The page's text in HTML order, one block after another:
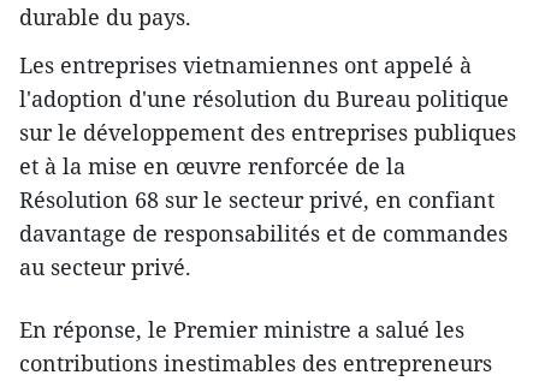
durable du pays.
Les entreprises vietnamiennes ont appelé à
l'adoption d'une résolution du Bureau politique
sur le développement des entreprises publiques
et à la mise en œuvre renforcée de la
Résolution 68 sur le secteur privé, en confiant
davantage de responsabilités et de commandes
au secteur privé.
En réponse, le Premier ministre a salué les
contributions inestimables des entrepreneurs